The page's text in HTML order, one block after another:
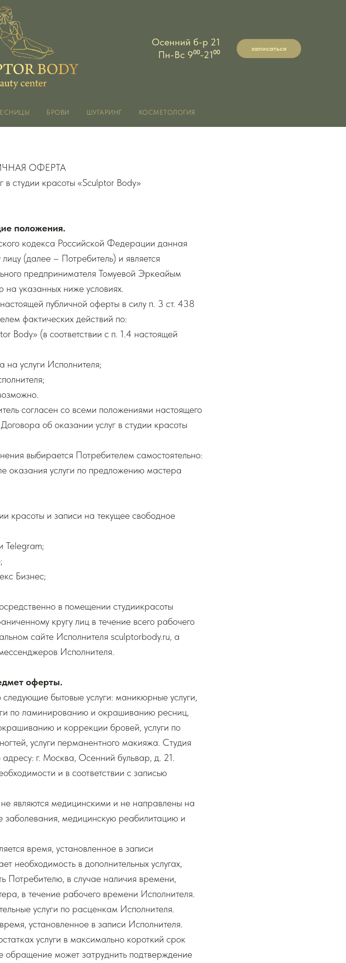
Осенний б-р 21
Пн-Вс 9⁰⁰-21⁰⁰
записаться
БРОВИ ШУГАРИНГ КОСМЕТОЛОГИЯ
ОФЕРТА
в студии красоты «Sculptor Body»
положения.
кодекса Российской Федерации данная
(далее – Потребитель) и является
предпринимателя Томуевой Эркеайым
на указанных ниже условиях.
публичной оферты в силу п. 3 ст. 438
фактических действий по:
Body» (в соответствии с п. 1.4 настоящей
на услуги Исполнителя;
согласен со всеми положениями настоящего
об оказании услуг в студии красоты
выбирается Потребителем самостоятельно:
оказания услуги по предложению мастера
красоты и записи на текущее свободное
Telegram;
Бизнес;
в помещении студиикрасоты
кругу лиц в течение всего рабочего
сайте Исполнителя sculptorbody.ru, а
Исполнителя.
оферты.
бытовые услуги: маникюрные услуги,
по ламинированию и окрашиванию ресниц,
и коррекции бровей, услуги по
услуги перманентного макияжа. Студия
г. Москва, Осенний бульвар, д. 21.
и в соответствии с записью
являются медицинскими и не направлены на
заболевания, медицинскую реабилитацию и
время, установленное в записи
необходимость в дополнительных услугах,
Потребителю, в случае наличия времени,
в течение рабочего времени Исполнителя.
услуги по расценкам Исполнителя.
установленное в записи Исполнителя.
услуги в максимально короткий срок
может затруднить подтверждение